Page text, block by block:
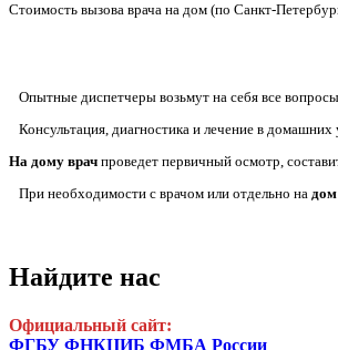
Стоимость вызова врача на дом (по Санкт-
Опытные диспетчеры возьмут на себя все
Консультация, диагностика и лечение в
На дому врач проведет первичный осмотр,
При необходимости с врачом или отдельно на дом
Найдите нас
Официальный сайт:
ФГБУ ФНКЦИБ ФМБА России